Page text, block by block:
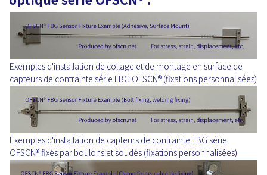
Exemples d'installation de collage et de montage en surface de
capteurs de contrainte série FBG OFSCN® (fixations personnalisées)
Exemples d'installation de capteurs de contrainte FBG série
OFSCN® fixés par boulons et soudés (fixations personnalisées)